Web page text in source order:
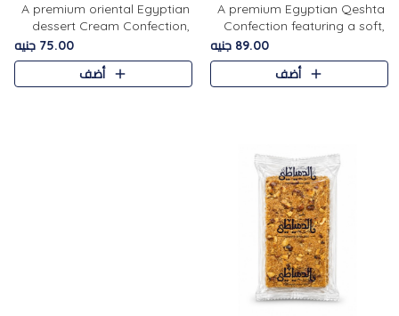
A premium Egyptian Qeshta
Confection featuring a soft,
creamy texture paired with a
rich layer of premium
chocolate and the distinctive
89.00 جنيه
أضف
A premium oriental Egyptian
dessert Cream Confection,
featuring a soft, creamy
texture and the distinctive
flavor of roasted hazelnuts.
75.00 جنيه
أضف